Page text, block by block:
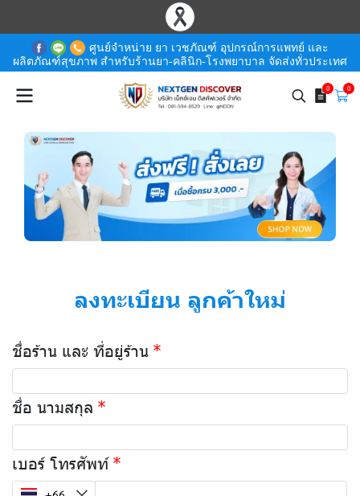
ศูนย์จำหน่าย ยา เวชภัณฑ์ อุปกรณ์การแพทย์ และ
ผลิตภัณฑ์สุขภาพ สำหรับร้านยา-คลินิก-โรงพยาบาล จัดส่งทั่วประเทศ
0 0
ลงทะเบียน ลูกค้าใหม่
ชื่อร้าน และ ที่อยู่ร้าน
ชื่อ นามสกุล
เบอร์ โทรศัพท์